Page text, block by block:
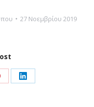
27 Νοεμβρίου 2019
Share